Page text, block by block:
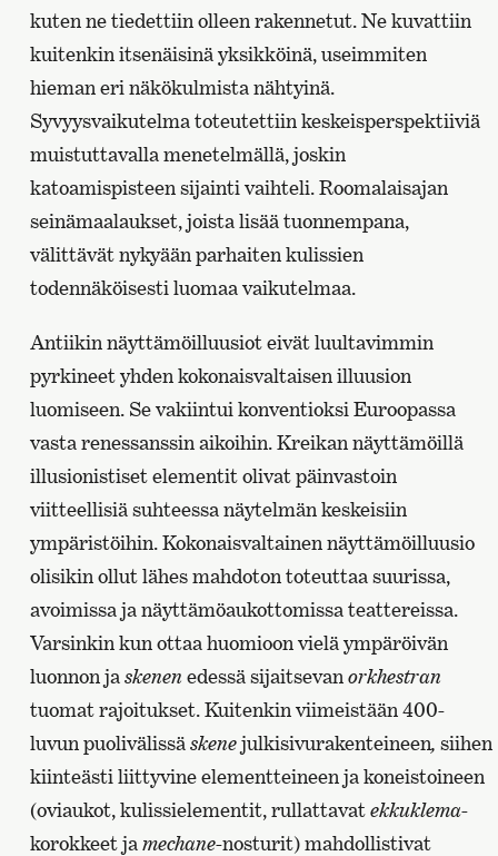
kuten ne tiedettiin olleen rakennetut. Ne kuvattiin
kuitenkin itsenäisinä yksikköinä, useimmiten
hieman eri näkökulmista nähtyinä.
Syvyysvaikutelma toteutettiin keskeisperspektiiviä
muistuttavalla menetelmällä, joskin
katoamispisteen sijainti vaihteli. Roomalaisajan
seinämaalaukset, joista lisää tuonnempana,
välittävät nykyään parhaiten kulissien
todennäköisesti luomaa vaikutelmaa.
Antiikin näyttämöilluusiot eivät luultavimmin
pyrkineet yhden kokonaisvaltaisen illuusion
luomiseen. Se vakiintui konventioksi Euroopassa
vasta renessanssin aikoihin. Kreikan näyttämöillä
illusionistiset elementit olivat päinvastoin
viitteellisiä suhteessa näytelmän keskeisiin
ympäristöihin. Kokonaisvaltainen näyttämöilluusio
olisikin ollut lähes mahdoton toteuttaa suurissa,
avoimissa ja näyttämöaukottomissa teattereissa.
Varsinkin kun ottaa huomioon vielä ympäröivän
luonnon jaskenenedessä sijaitsevan orkhestran
tuomat rajoitukset. Kuitenkin viimeistään 400-
luvun puolivälissäskenejulkisivurakenteineen, siihen
kiinteästi liittyvine elementteineen ja koneistoineen
(oviaukot, kulissielementit, rullattavatekkuklema-
korokkeet jamechane-nosturit) mahdollistivat